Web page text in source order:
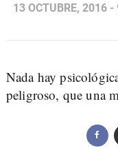
13 OCTUBRE, 2016 -
Nada hay
peligroso, que una